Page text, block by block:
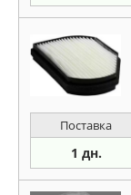
Поставка
1 дн.